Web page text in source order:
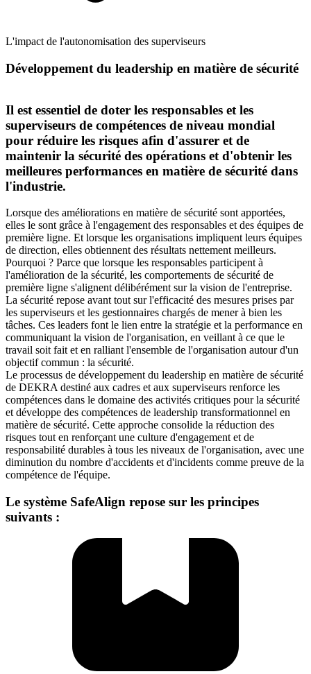
L'impact de l'autonomisation des superviseurs
Développement du leadership en matière de sécurité
Il est essentiel de doter les responsables et les
superviseurs de compétences de niveau mondial
pour réduire les risques afin d'assurer et de
maintenir la sécurité des opérations et d'obtenir les
meilleures performances en matière de sécurité dans
l'industrie.
Lorsque des améliorations en matière de sécurité sont apportées,
elles le sont grâce à l'engagement des responsables et des équipes de
première ligne. Et lorsque les organisations impliquent leurs équipes
de direction, elles obtiennent des résultats nettement meilleurs.
Pourquoi ? Parce que lorsque les responsables participent à
l'amélioration de la sécurité, les comportements de sécurité de
première ligne s'alignent délibérément sur la vision de l'entreprise.
La sécurité repose avant tout sur l'efficacité des mesures prises par
les superviseurs et les gestionnaires chargés de mener à bien les
tâches. Ces leaders font le lien entre la stratégie et la performance en
communiquant la vision de l'organisation, en veillant à ce que le
travail soit fait et en ralliant l'ensemble de l'organisation autour d'un
objectif commun : la sécurité.
Le processus de développement du leadership en matière de sécurité
de DEKRA destiné aux cadres et aux superviseurs renforce les
compétences dans le domaine des activités critiques pour la sécurité
et développe des compétences de leadership transformationnel en
matière de sécurité. Cette approche consolide la réduction des
risques tout en renforçant une culture d'engagement et de
responsabilité durables à tous les niveaux de l'organisation, avec une
diminution du nombre d'accidents et d'incidents comme preuve de la
compétence de l'équipe.
Le système SafeAlign repose sur les principes
suivants :